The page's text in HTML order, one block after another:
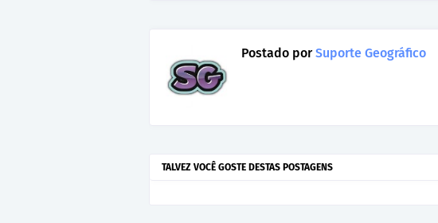
Postado porSuporte Geográfico
TALVEZ VOCÊ GOSTE DESTAS POSTAGENS